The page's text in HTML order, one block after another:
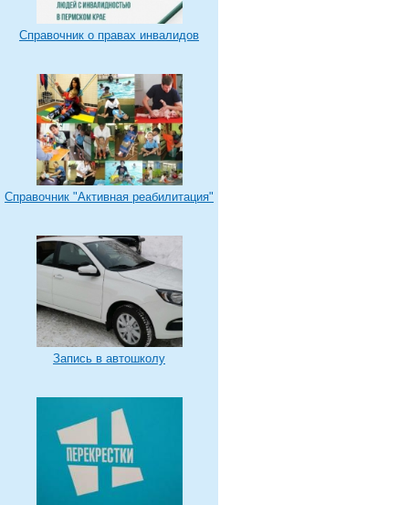
Справочник о правах инвалидов
Справочник "Активная реабилитация"
Запись в автошколу